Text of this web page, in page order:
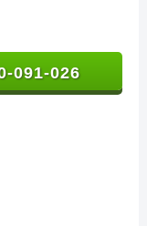
091-026